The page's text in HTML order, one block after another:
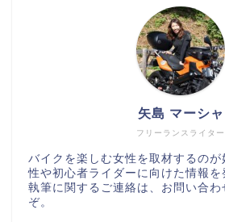
フリーランスライター
矢島 マーシャ
バイクを楽しむ女性を取材するの
性や初心者ライダーに向けた情報
執筆に関するご連絡は、お問い合わ
ぞ。